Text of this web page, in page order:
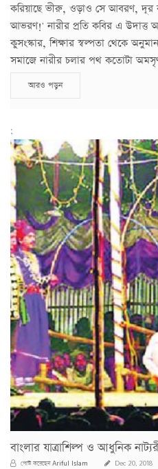
করিয়াছে ভীরু, ওড়াও সে আবরণ, দূর
আভরণ!' নারীর প্রতি কবির এ উদাত্ত
কুসংস্কার, শিক্ষার স্বল্পতা থেকে
সমাজে নারীর চলার পথ কতোটা
আরও পড়ুন
;
বাংলার যাত্রাশিল্প ও আধুনিক
পোস্ট করেছেনAriful Islam Dec 20, 2018